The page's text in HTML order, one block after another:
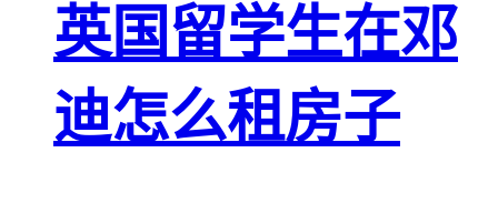
英国留学生在邓
迪怎么租房子